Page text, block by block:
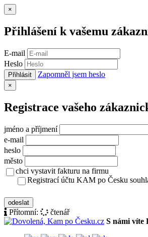
×
Přihlášení k vašemu
E-mail
Heslo
Přihlásit Zapomněl jsem heslo
×
Registrace vašeho
jméno a příjmení
e-mail
heslo
město
chci vystavit fakturu na firmu
Registrací účtu KAM po Česku
odeslat
Přítomní:
čtenář
S námi víte